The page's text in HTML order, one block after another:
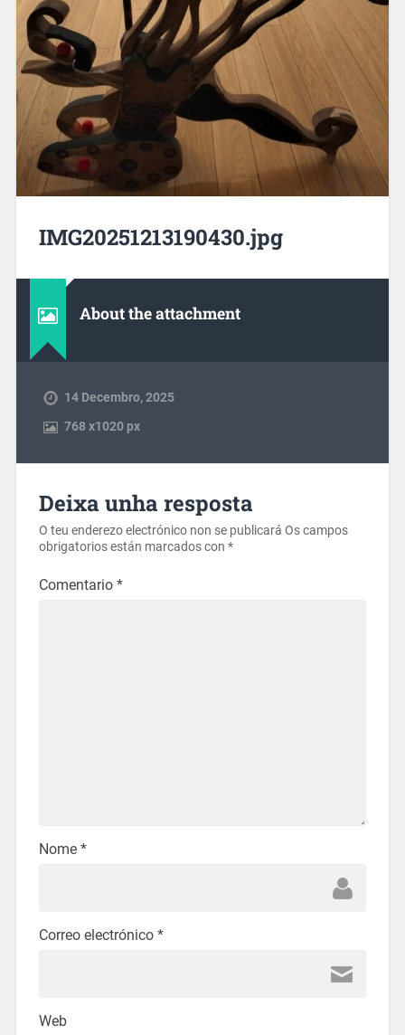
IMG20251213190430.jpg
About the attachment
14 Decembro, 2025
768x1020 px
Deixa unha resposta
O teu enderezo electrónico non se publicará Os campos
obrigatorios están marcados con *
Comentario *
Nome *
Correo electrónico *
Web